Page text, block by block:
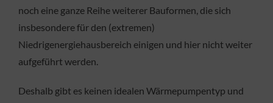
noch eine ganze Reihe weiterer Bauformen, die sich
insbesondere für den (extremen)
Niedrigenergiehausbereich einigen und hier nicht weiter
aufgeführt werden.
Deshalb gibt es keinen idealen Wärmepumpentyp und